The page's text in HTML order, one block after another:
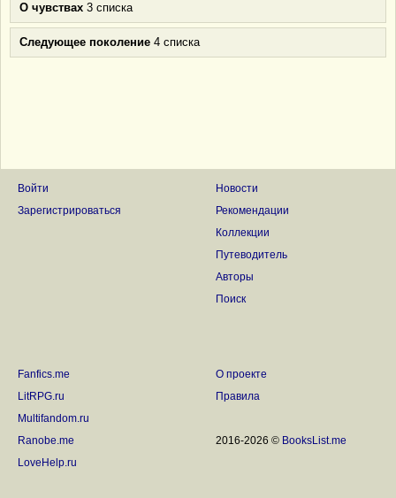
О чувствах 3 списка
Следующее поколение 4 списка
Войти
Зарегистрироваться
Новости
Рекомендации
Коллекции
Путеводитель
Авторы
Поиск
Fanfics.me
LitRPG.ru
Multifandom.ru
Ranobe.me
LoveHelp.ru
О проекте
Правила
2016-2026 © BooksList.me